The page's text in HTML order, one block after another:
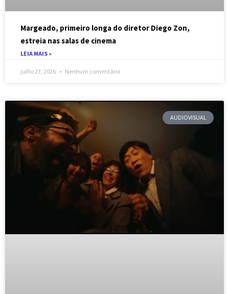
Margeado, primeiro longa do diretor Diego Zon,
estreia nas salas de cinema
LEIA MAIS »
julho 27, 2026 Nenhum comentário
AUDIOVISUAL